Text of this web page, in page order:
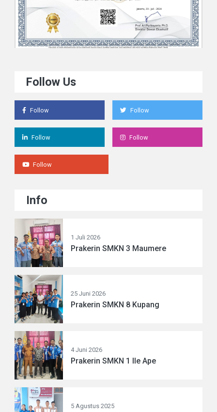
Follow Us
Follow Follow
Follow Follow
Follow
Info
1 Juli 2026
Prakerin SMKN 3 Maumere
25 Juni 2026
Prakerin SMKN 8 Kupang
4 Juni 2026
Prakerin SMKN 1 Ile Ape
5 Agustus 2025